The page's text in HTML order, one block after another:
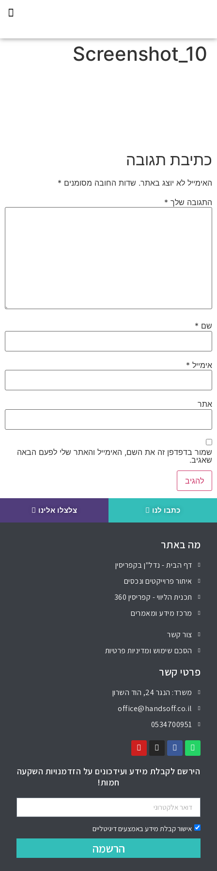
Screenshot_10
כתיבת תגובה
האימייל לא יוצג באתר. שדות החובה מסומנים *
התגובה שלך *
שם *
אימייל *
אתר
שמור בדפדפן זה את השם, האימייל והאתר שלי לפעם הבאה
שאגיב.
כתבו לנו צלצלו אלינו
מה באתר
דף הבית - נדל"ן בקפריסין
איתור פרוייקטים ונכסים
תכנית הליווי - קפריסין 360
מרכז מידע ומאמרים
צור קשר
הסכם שימוש ומדיניות פרטיות
פרטי קשר
משרד: הנגר 24, הוד השרון
office@handsoff.co.il
0534700951
הירשם לקבלת מידע ועידכונים על הזדמנויות השקעה
חמות!
אישור קבלת מידע באמצעים דיגיטליים
הרשמה